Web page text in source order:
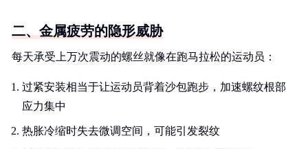
二、金属疲劳的隐形威胁
每天承受上万次震动的螺丝就像在跑马拉松的运动员：
过紧安装相当于让运动员背着沙包跑步，加速螺纹根部
应力集中
热胀冷缩时失去微调空间，可能引发裂纹